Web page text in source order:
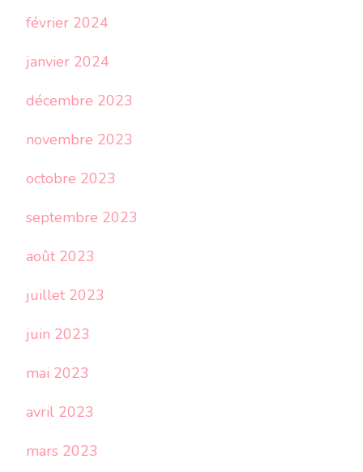
février 2024
janvier 2024
décembre 2023
novembre 2023
octobre 2023
septembre 2023
août 2023
juillet 2023
juin 2023
mai 2023
avril 2023
mars 2023